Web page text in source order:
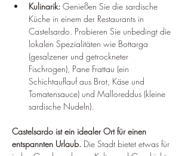
Kulinarik: Genießen Sie die sardische
Küche in einem der Restaurants in
Castelsardo. Probieren Sie unbedingt die
lokalen Spezialitäten wie Bottarga
(gesalzener und getrockneter
Fischrogen), Pane Frattau (ein
Schichtauflauf aus Brot, Käse und
Tomatensauce) und Malloreddus (kleine
sardische Nudeln).
Castelsardo ist ein idealer Ort für einen
entspannten Urlaub. Die Stadt bietet etwas für